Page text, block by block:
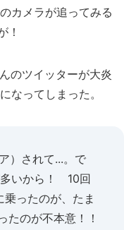
カメラが追ってみる
！
のツイッターが大炎
なってしまった。
）されて...。で
多いから！ 10回
ったのが、たま
たのが不本意！！